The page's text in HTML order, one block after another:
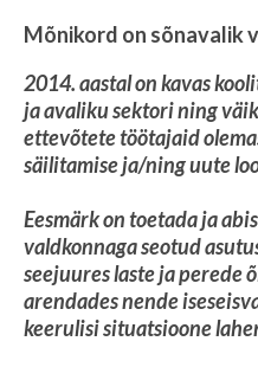
Mõnikord on sõnavalik
2014. aastal on kavas
jaavaliku sektorining
ettevõtete töötajaid
säilitamiseja/ninguute
Eesmärk on toetadaja
valdkonnaga seotud
seejuures lastejaperede
arendades nende
keerulisi situatsioone